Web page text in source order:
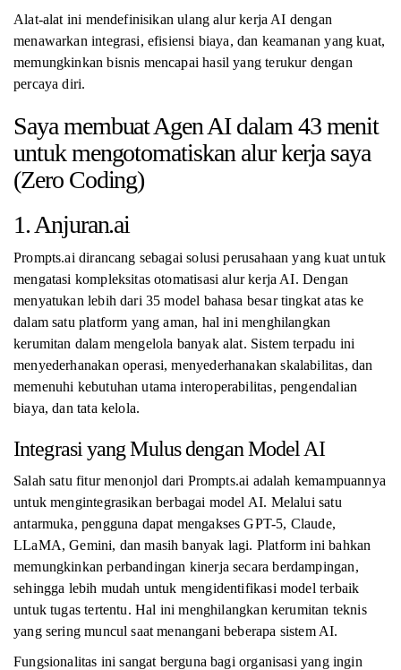
Alat-alat ini mendefinisikan ulang alur kerja AI dengan
menawarkan integrasi, efisiensi biaya, dan keamanan yang kuat,
memungkinkan bisnis mencapai hasil yang terukur dengan
percaya diri.
Saya membuat Agen AI dalam 43 menit
untuk mengotomatiskan alur kerja saya
(Zero Coding)
1. Anjuran.ai
Prompts.ai dirancang sebagai solusi perusahaan yang kuat untuk
mengatasi kompleksitas otomatisasi alur kerja AI. Dengan
menyatukan lebih dari 35 model bahasa besar tingkat atas ke
dalam satu platform yang aman, hal ini menghilangkan
kerumitan dalam mengelola banyak alat. Sistem terpadu ini
menyederhanakan operasi, menyederhanakan skalabilitas, dan
memenuhi kebutuhan utama interoperabilitas, pengendalian
biaya, dan tata kelola.
Integrasi yang Mulus dengan Model AI
Salah satu fitur menonjol dari Prompts.ai adalah kemampuannya
untuk mengintegrasikan berbagai model AI. Melalui satu
antarmuka, pengguna dapat mengakses GPT-5, Claude,
LLaMA, Gemini, dan masih banyak lagi. Platform ini bahkan
memungkinkan perbandingan kinerja secara berdampingan,
sehingga lebih mudah untuk mengidentifikasi model terbaik
untuk tugas tertentu. Hal ini menghilangkan kerumitan teknis
yang sering muncul saat menangani beberapa sistem AI.
Fungsionalitas ini sangat berguna bagi organisasi yang ingin